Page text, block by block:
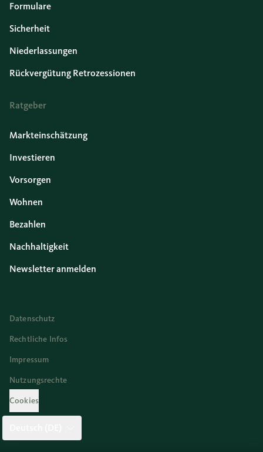
Formulare
Sicherheit
Niederlassungen
Rückvergütung Retrozessionen
Ratgeber
Markteinschätzung
Investieren
Vorsorgen
Wohnen
Bezahlen
Nachhaltigkeit
Newsletter anmelden
Datenschutz
Rechtliche Infos
Impressum
Nutzungsrechte
Cookies